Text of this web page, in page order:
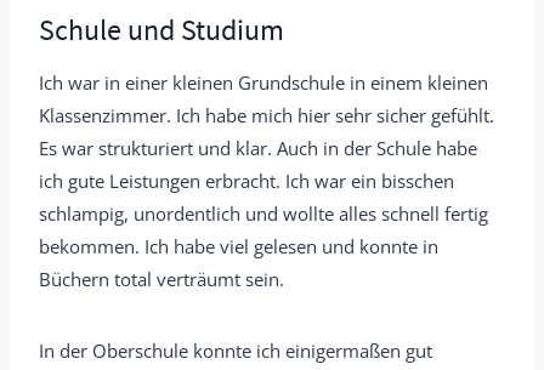
Schule und Studium
Ich war in einer kleinen Grundschule in einem kleinen
Klassenzimmer. Ich habe mich hier sehr sicher gefühlt.
Es war strukturiert und klar. Auch in der Schule habe
ich gute Leistungen erbracht. Ich war ein bisschen
schlampig, unordentlich und wollte alles schnell fertig
bekommen. Ich habe viel gelesen und konnte in
Büchern total verträumt sein.
In der Oberschule konnte ich einigermaßen gut